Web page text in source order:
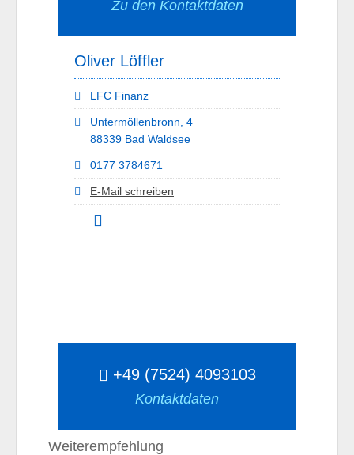
Zu den Kontaktdaten
Oliver Löffler
LFC Finanz
Untermöllenbronn, 4
88339 Bad Waldsee
0177 3784671
E-Mail schreiben
+49 (7524) 4093103
Kontaktdaten
Weiterempfehlung